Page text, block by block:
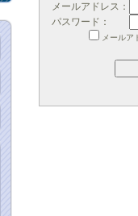
メールアドレス：
パスワード：
メールア